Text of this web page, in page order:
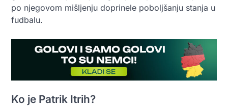
po njegovom mišljenju doprinele poboljšanju stanja u
fudbalu.
Ko je Patrik Itrih?